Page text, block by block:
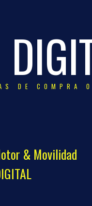
DE COMPRA
& Movilidad